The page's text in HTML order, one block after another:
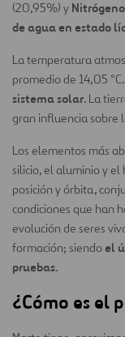
(20,95%) y Nitrógeno
de agua en estado
La temperatura
promedio de 14,05 °C.
sistema solar. La
gran influencia sobre
Los elementos más
silicio, el aluminio y el
posición y órbita,
condiciones que han
evolución de seres
formación; siendo el
pruebas.
¿Cómo es el